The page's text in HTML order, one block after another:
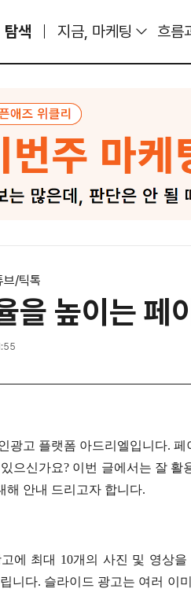
탐색 지금, 마케팅 흐름
브/틱톡
을 높이는 페
광고 플랫폼 아드리엘입니다.
으신가요? 이번 글에서는 잘
해 안내 드리고자 합니다.
에 최대 10개의 사진 및 영상
립니다. 슬라이드 광고는 여러